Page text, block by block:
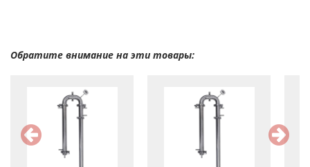
Обратите внимание на эти товары: